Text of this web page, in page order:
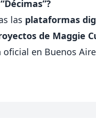
las plataformas
de Maggie
en Buenos